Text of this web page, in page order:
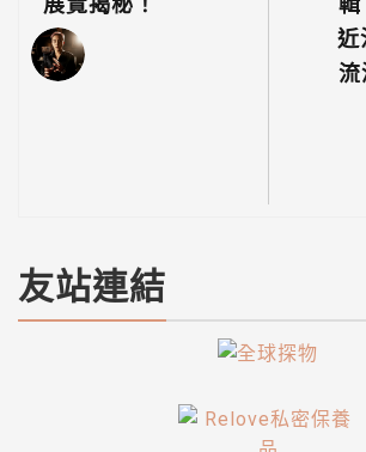
近
友站連結